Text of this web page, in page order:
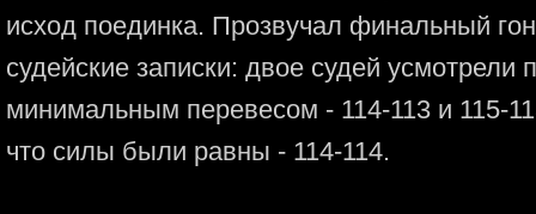
исход поединка. Прозвучал финальный
судейские записки: двое судей усмотрели
минимальным перевесом - 114-113 и 115-
что силы были равны - 114-114.